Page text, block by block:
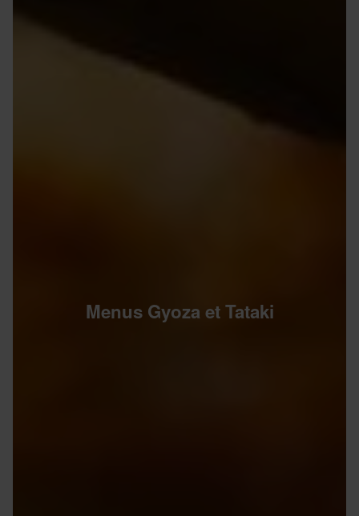
Menus Gyoza et Tataki